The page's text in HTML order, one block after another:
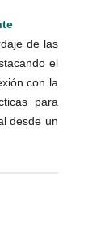
de las
el
con la
para
desde un